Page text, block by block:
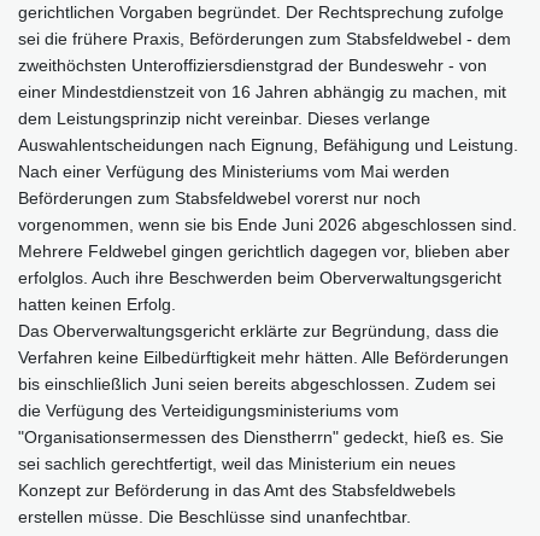
gerichtlichen Vorgaben begründet. Der Rechtsprechung zufolge
sei die frühere Praxis, Beförderungen zum Stabsfeldwebel - dem
zweithöchsten Unteroffiziersdienstgrad der Bundeswehr - von
einer Mindestdienstzeit von 16 Jahren abhängig zu machen, mit
dem Leistungsprinzip nicht vereinbar. Dieses verlange
Auswahlentscheidungen nach Eignung, Befähigung und Leistung.
Nach einer Verfügung des Ministeriums vom Mai werden
Beförderungen zum Stabsfeldwebel vorerst nur noch
vorgenommen, wenn sie bis Ende Juni 2026 abgeschlossen sind.
Mehrere Feldwebel gingen gerichtlich dagegen vor, blieben aber
erfolglos. Auch ihre Beschwerden beim Oberverwaltungsgericht
hatten keinen Erfolg.
Das Oberverwaltungsgericht erklärte zur Begründung, dass die
Verfahren keine Eilbedürftigkeit mehr hätten. Alle Beförderungen
bis einschließlich Juni seien bereits abgeschlossen. Zudem sei
die Verfügung des Verteidigungsministeriums vom
"Organisationsermessen des Dienstherrn" gedeckt, hieß es. Sie
sei sachlich gerechtfertigt, weil das Ministerium ein neues
Konzept zur Beförderung in das Amt des Stabsfeldwebels
erstellen müsse. Die Beschlüsse sind unanfechtbar.